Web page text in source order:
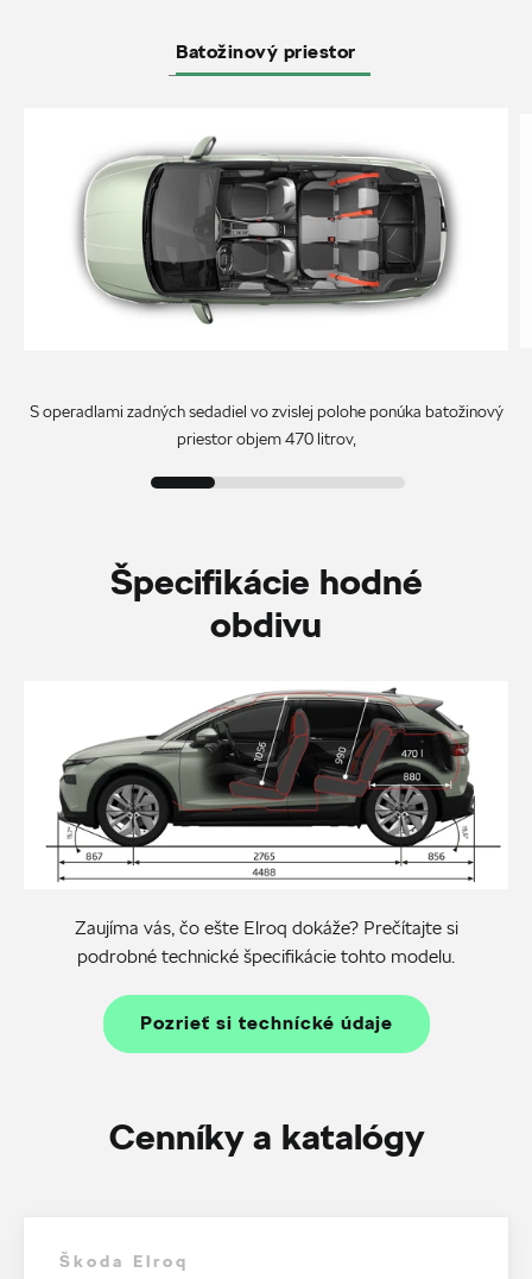
Batožinový priestor
S operadlami zadných sedadiel vo zvislej polohe ponúka batožinový
priestor objem 470 litrov,
Špecifikácie hodné
obdivu
Zaujíma vás, čo ešte Elroq dokáže? Prečítajte si
podrobné technické špecifikácie tohto modelu.
Pozrieť si technícké údaje
Cenníky a katalógy
Škoda Elroq